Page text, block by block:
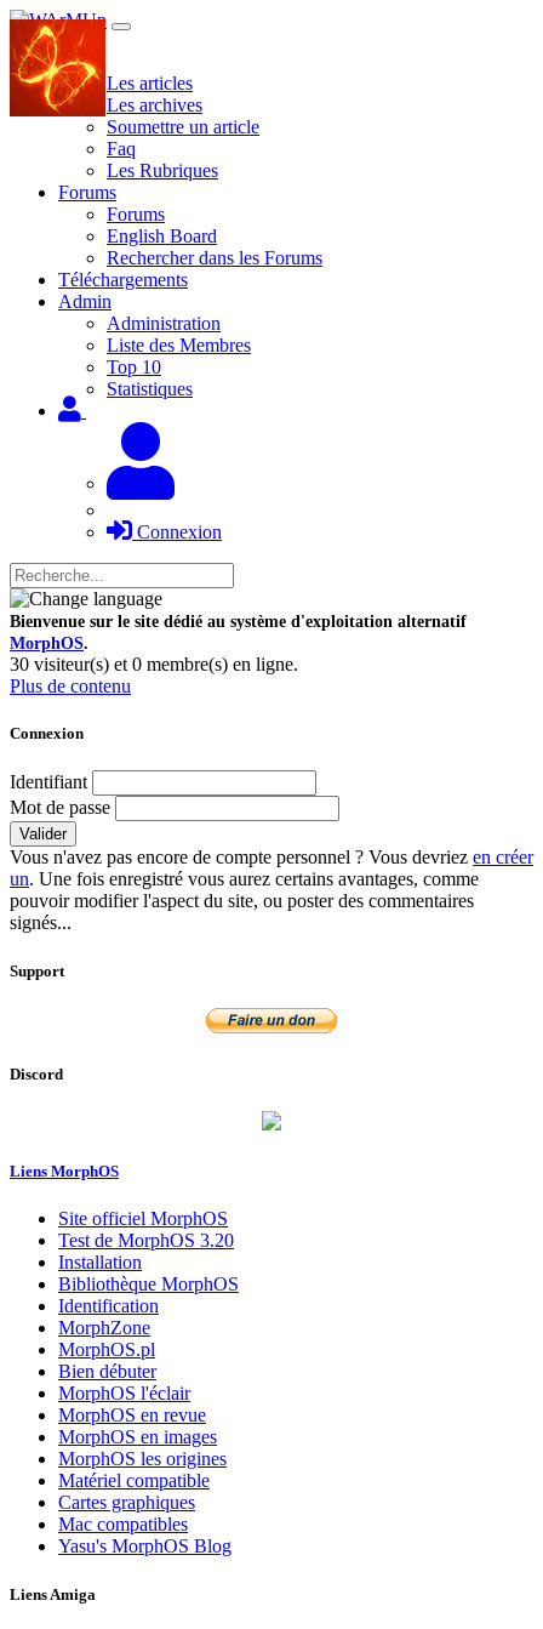
Site
Les articles
Les archives
Soumettre un article
Faq
Les Rubriques
Forums
Forums
English Board
Rechercher dans les Forums
Téléchargements
Admin
Administration
Liste des Membres
Top 10
Statistiques
Connexion
Bienvenue sur le site dédié au système d'exploitation alternatif
MorphOS.
30 visiteur(s) et 0 membre(s) en ligne.
Plus de contenu
Connexion
Identifiant
Mot de passe
Valider
Vous n'avez pas encore de compte personnel ? Vous devriez en créer
un. Une fois enregistré vous aurez certains avantages, comme
pouvoir modifier l'aspect du site, ou poster des commentaires
signés...
Support
Discord
Liens MorphOS
Site officiel MorphOS
Test de MorphOS 3.20
Installation
Bibliothèque MorphOS
Identification
MorphZone
MorphOS.pl
Bien débuter
MorphOS l'éclair
MorphOS en revue
MorphOS en images
MorphOS les origines
Matériel compatible
Cartes graphiques
Mac compatibles
Yasu's MorphOS Blog
Liens Amiga